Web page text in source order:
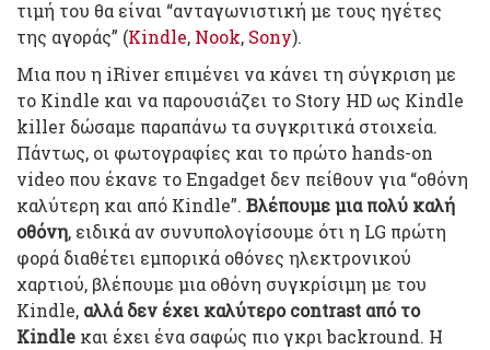
τιμή του θα είναι “ανταγωνιστική με τους ηγέτες
της αγοράς” (Kindle, Nook, Sony).
Μια που η iRiver επιμένει να κάνει τη σύγκριση με
το Kindle και να παρουσιάζει το Story HD ως Kindle
killer δώσαμε παραπάνω τα συγκριτικά στοιχεία.
Πάντως, οι φωτογραφίες και το πρώτο hands-on
video που έκανε το Engadget δεν πείθουν για “οθόνη
καλύτερη και από Kindle”. Βλέπουμε μια πολύ καλή
οθόνη, ειδικά αν συνυπολογίσουμε ότι η LG πρώτη
φορά διαθέτει εμπορικά οθόνες ηλεκτρονικού
χαρτιού, βλέπουμε μια οθόνη συγκρίσιμη με του
Kindle, αλλά δεν έχει καλύτερο contrast από το
Kindle και έχει ένα σαφώς πιο γκρι backround. Η